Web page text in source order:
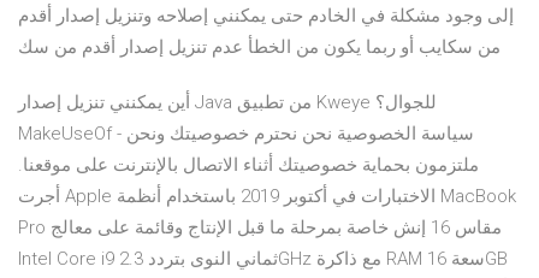
إلى وجود مشكلة في الخادم حتى يمكنني إصلاحه وتنزيل إصدار أقدم
من سكايب أو ربما يكون من الخطأ عدم تنزيل إصدار أقدم من سك
أين يمكنني تنزيل إصدار Java من تطبيق Kweye للجوال؟
MakeUseOf - سياسة الخصوصية نحن نحترم خصوصيتك ونحن
ملتزمون بحماية خصوصيتك أثناء الاتصال بالإنترنت على موقعنا.
أجرت Apple الاختبارات في أكتوبر 2019 باستخدام أنظمة MacBook
Pro مقاس 16 إنش خاصة بمرحلة ما قبل الإنتاج وقائمة على معالج
Intel Core i9 ثماني النوى بتردد 2.3GHz مع ذاكرة RAM سعة 16GB